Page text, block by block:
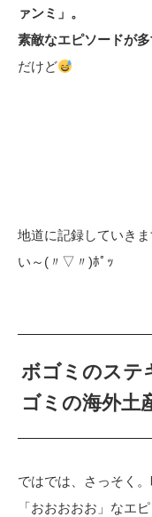
ァンミ」。
素敵なエピソードが
だけど
地道に記録していき
い～(〃▽〃)ﾎﾟｯ
ボゴミのステ
ゴミの海外土
ではでは、さっそく
「おおおおお」なエ